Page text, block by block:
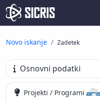
Novo iskanje Zadetek
Osnovni podatki
Projekti / Programi